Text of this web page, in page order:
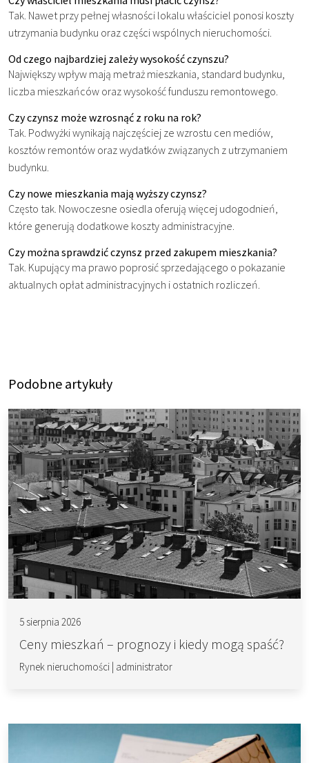
Tak. Nawet przy pełnej własności lokalu właściciel ponosi koszty
utrzymania budynku oraz części wspólnych nieruchomości.
Od czego najbardziej zależy wysokość czynszu?
Największy wpływ mają metraż mieszkania, standard budynku,
liczba mieszkańców oraz wysokość funduszu remontowego.
Czy czynsz może wzrosnąć z roku na rok?
Tak. Podwyżki wynikają najczęściej ze wzrostu cen mediów,
kosztów remontów oraz wydatków związanych z utrzymaniem
budynku.
Czy nowe mieszkania mają wyższy czynsz?
Często tak. Nowoczesne osiedla oferują więcej udogodnień,
które generują dodatkowe koszty administracyjne.
Czy można sprawdzić czynsz przed zakupem mieszkania?
Tak. Kupujący ma prawo poprosić sprzedającego o pokazanie
aktualnych opłat administracyjnych i ostatnich rozliczeń.
Podobne artykuły
5 sierpnia 2026
Ceny mieszkań – prognozy i kiedy mogą spaść?
Rynek nieruchomości| administrator